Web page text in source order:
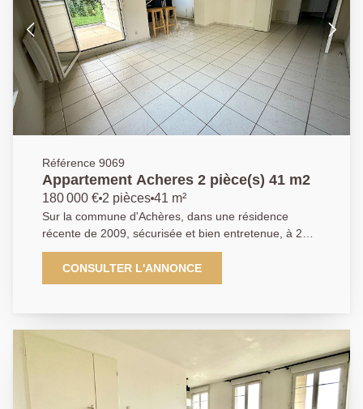
Référence 9069
Appartement Acheres 2 pièce(s) 41 m2
180 000 € 2 pièces 41 m²
Sur la commune d'Achères, dans une résidence
récente de 2009, sécurisée et bien entretenue, à 2
min à pieds de la gare RER, L'AGENCE PRINCIPALE
vous propose cet appartement de type T2 de 41m². Il
se compose de la façon suivante avec : une entrée,
terrasse et au jardin de 75m², une chambre, une salle
sol complète ce bien. A découvrir sans plus attendre !
AGENCE PRINCIPALE: 01.30.06.69.69 (Agent
commercial J.L enregistré au RSAC sous le n° 949
CONSULTER L'ANNONCE